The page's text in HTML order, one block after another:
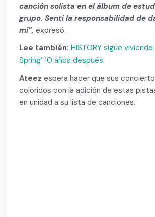
canción solista en el álbum de
grupo. Sentí la responsabilidad de
mí”, expresó.
Lee también: HISTORY sigue viviendo
Spring’ 10 años después
Ateezespera hacer que sus
coloridos con la adición de estas
en unidad a su lista de canciones.